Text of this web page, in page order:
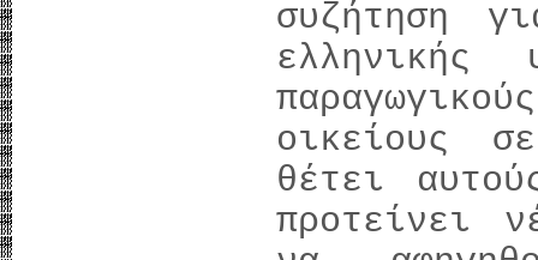
συζήτηση
ελληνικής
οικείους
θέτει
προτείνει